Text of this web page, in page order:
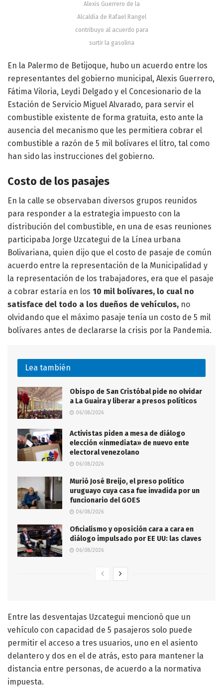
Alexis Guerrero de la
Alcaldía de Rafael Rangel
contribuyo al acuerdo para
surtir la gasolina
En la Palermo de Betijoque, hubo un acuerdo entre los
representantes del gobierno municipal, Alexis Guerrero,
Fátima Viloria, Leydi Delgado y el Concesionario de la
Estación de Servicio Miguel Alvarado, para servir el
combustible existente de forma gratuita, esto ante la
ausencia del mecanismo que les permitiera cobrar el
combustible a razón de 5 mil bolívares el litro, tal como
han sido las instrucciones del gobierno.
Costo de los pasajes
En la calle se observaban diversos grupos reunidos
para responder a la estrategia impuesto con la
distribución del combustible, en una de esas reuniones
participaba Jorge Uzcategui de la Línea urbana
Bolivariana, quien dijo que el costo de pasaje de común
acuerdo entre la representación de la Municipalidad y
la representación de los trabajadores, era que el pasaje
a cobrar estaría en los 10 mil bolívares, lo cual no
satisface del todo a los dueños de vehículos, no
olvidando que el máximo pasaje tenía un costo de 5 mil
bolívares antes de declararse la crisis por la Pandemia.
Lea también
Obispo de San Cristóbal pide no olvidar
a La Guaira y liberar a presos políticos
06/08/2026
Activistas piden a mesa de diálogo
elección «inmediata» de nuevo ente
electoral venezolano
06/08/2026
Murió José Breijo, el preso político
uruguayo cuya casa fue invadida por un
funcionario del GOES
06/08/2026
Oficialismo y oposición cara a cara en
diálogo impulsado por EE UU: las claves
06/08/2026
Entre las desventajas Uzcategui mencionó que un
vehículo con capacidad de 5 pasajeros solo puede
permitir el acceso a tres usuarios, uno en el asiento
delantero y dos en el de atrás, esto para mantener la
distancia entre personas, de acuerdo a la normativa
impuesta.